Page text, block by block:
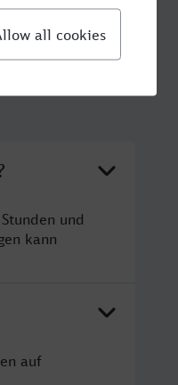
und
kann
auf